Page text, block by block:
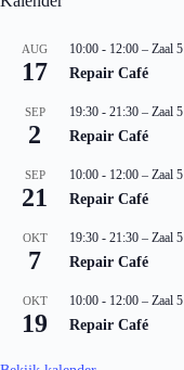
AUG
17
10:00 - 12:00 – Zaal 5
Repair Café
SEP
2
19:30 - 21:30 – Zaal 5
Repair Café
SEP
21
10:00 - 12:00 – Zaal 5
Repair Café
OKT
7
19:30 - 21:30 – Zaal 5
Repair Café
OKT
19
10:00 - 12:00 – Zaal 5
Repair Café